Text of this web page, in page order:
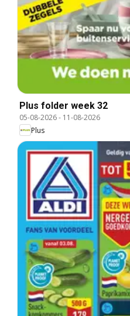
Plus folder week 32
05-08-2026- 11-08-2026
Plus